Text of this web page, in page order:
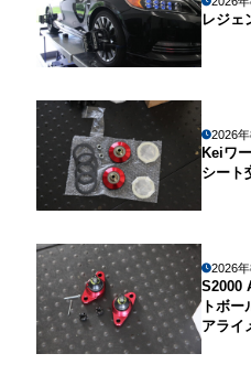
レジェ
2026
Keiワ
シート
2026
S2000
トボー
アライ